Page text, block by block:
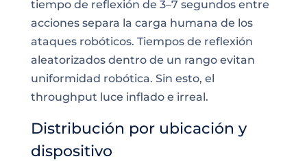
tiempo de reflexión de 3–7 segundos entre
acciones separa la carga humana de los
ataques robóticos. Tiempos de reflexión
aleatorizados dentro de un rango evitan
uniformidad robótica. Sin esto, el
throughput luce inflado e irreal.
Distribución por ubicación y
dispositivo